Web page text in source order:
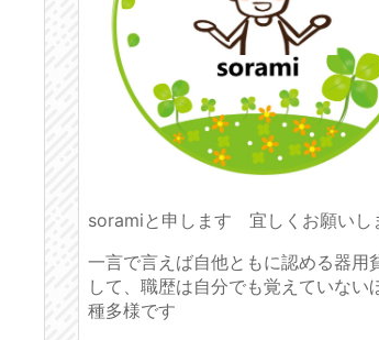
soramiと申します 宜しくお願いし
一言で言えば自他ともに認める器用
して、職歴は自分でも覚えていない
種多様です